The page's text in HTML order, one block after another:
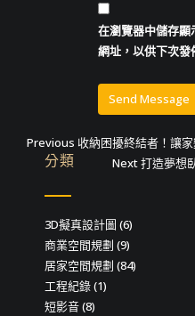
在瀏覽器中儲存顯
網址，以供下次發
文
導
覽
Previous Previous
收納困擾終結者！讓
NextNext
打造夢想
分類
3D擬真設計圖 (6)
商業空間規劃 (9)
居家空間規劃 (84)
工程紀錄(1)
短影音(8)